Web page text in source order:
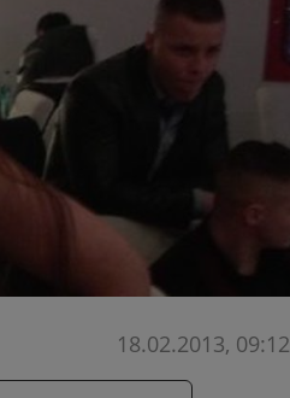
18.02.2013, 09:12